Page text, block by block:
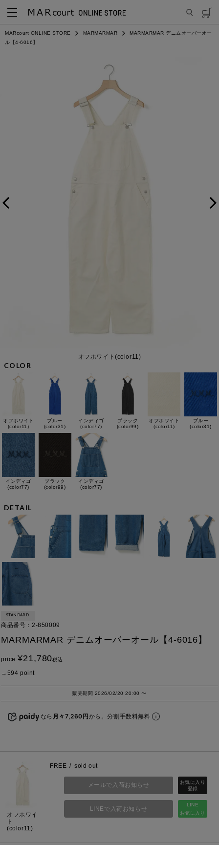
MARcourt ONLINE STORE MARMARMAR
MARMARMAR デニムオーバーオー
ル【4-6016】
オフホワイト(color11)
COLOR
オフホワイト
(color11)
ブルー
(color31)
インディゴ
(color77)
ブラック
(color99)
オフホワイト
(color11)
ブルー
(color31)
インディゴ
(color77)
ブラック
(color99)
インディゴ
(color77)
DETAIL
STANDARD
商品番号 2-850009
MARMARMAR デニムオーバーオール【4-6016】
price ¥21,780税込
594 point
販売期間 2026/02/20 20:00〜
なら 月々7,260円から。分割手数料無料
オフホワイ
ト
(color11)
FREE sold out
LINE
お気に入り
メールで入荷お知らせ
LINEで入荷お知らせ